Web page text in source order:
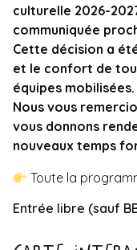
culturelle 2026-
communiquée
Cette décision a
et le confort de
équipes mobilisées.
Nous vous
vous donnons
nouveaux temps
Toute la
Entrée libre (sauf